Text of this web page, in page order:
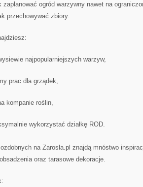
zaplanować ogród warzywny nawet na
przechowywać zbiory.
najpopularniejszych warzyw,
prac dla grządek,
kompanie roślin,
wykorzystać działkę ROD.
ozdobnych na Zarosla.pl znajdą mnóstwo
oraz tarasowe dekoracje.